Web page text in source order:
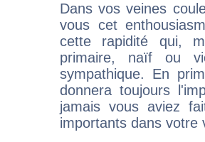
Dans vos veines
vous cet
cette rapidité qui,
primaire, naïf ou
sympathique. En
donnera toujours
jamais vous aviez
importants dans votre